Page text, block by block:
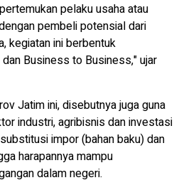
pelaku usaha atau
pembeli potensial dari
kegiatan ini berbentuk
Business to Business," ujar
Jatim ini, disebutnya juga guna
industri, agribisnis dan investasi
impor (bahan baku) dan
harapannya mampu
dalam negeri.